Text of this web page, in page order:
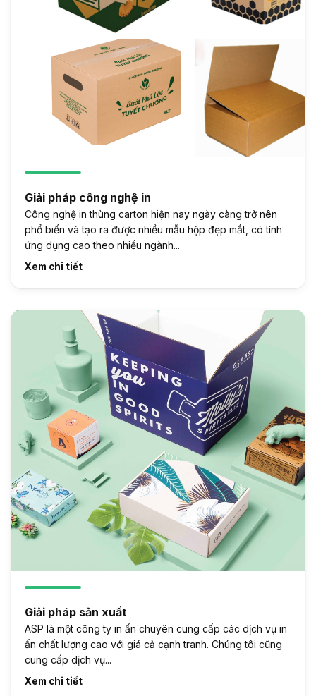
Giải pháp công nghệ in
Công nghệ in thùng carton hiện nay ngày càng trở nên
phổ biến và tạo ra được nhiều mẫu hộp đẹp mắt, có tính
ứng dụng cao theo nhiều ngành...
Xem chi tiết
Giải pháp sản xuất
ASP là một công ty in ấn chuyên cung cấp các dịch vụ in
ấn chất lượng cao với giá cả cạnh tranh. Chúng tôi cũng
cung cấp dịch vụ...
Xem chi tiết